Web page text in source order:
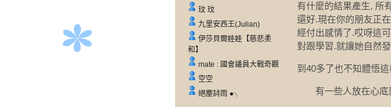
玟 玟
九里安西王(Julian)
伊莎貝爾娃娃【慈悲柔
和】
mate : 國會議員大戰奇觀
空空
絕塵詩雨 ●╮
有什麼的結果產生, 所
還好.現在你的朋友正
經付出感情了.哎呀這
對跟學習.就讓她自然
到40多了也不知體悟
有一些人放在心